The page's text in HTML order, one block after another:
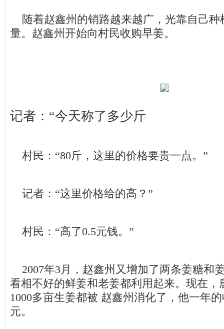
随着赵鑫州的销路越来越广，光靠自己种
量。赵鑫州开始向村民收购早姜。
记者：“今天称了多少斤
村民：“80斤，这里的价格要贵一点。”
记者：“这里价格给的高？”
村民：“高了0.5元钱。”
2007年3月，赵鑫州又增加了两条姜糖和
看相不好的鲜姜和老姜都利用起来。现在，
1000多亩生姜都被 赵鑫州消化了，他一年
元。